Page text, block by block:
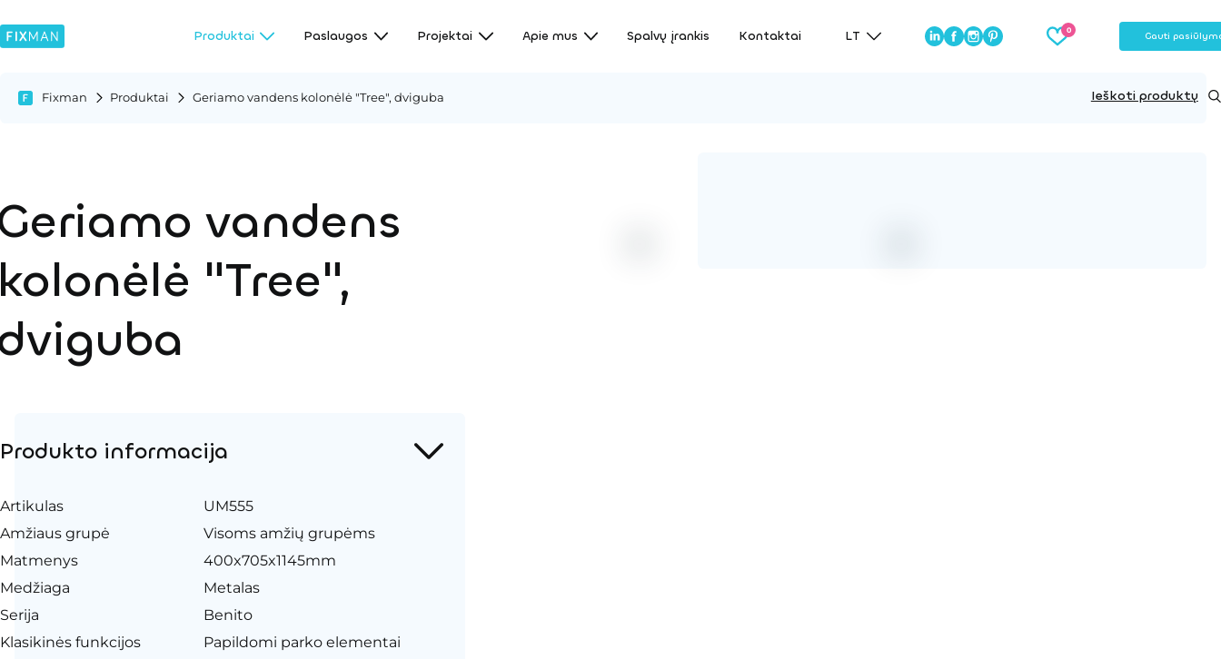
Produktai Paslaugos Projektai Apie mus Spalvų įrankis Kontaktai LT Gauti
Fixman Produktai Geriamo vandens kolonėlė "Tree", dviguba Ieškoti produktų
vandens
"Tree",
Produkto informacija
Artikulas
UM555
Amžiaus grupė
Visoms amžių grupėms
Matmenys
400x705x1145mm
Medžiaga
Metalas
Serija
Benito
Klasikinės funkcijos
Papildomi parko elementai